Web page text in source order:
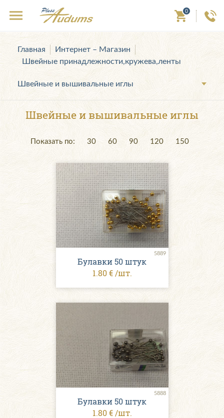
0
Главная
Интернет – Магазин
Швейные принадлежности,кружева,ленты
Швейные и вышивальные иглы
Швейные и вышивальные иглы
Показать по: 30 60 90 120 150
5889
Булавки 50 штук
1.80 € /шт.
5888
Булавки 50 штук
1.80 € /шт.